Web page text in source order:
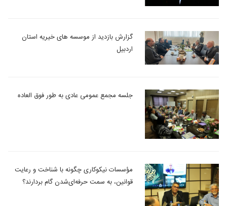
گزارش بازدید از موسسه های خیریه استان
اردبیل
جلسه مجمع عمومی عادی به طور فوق العاده
مؤسسات نیکوکاری چگونه با شناخت و رعایت
قوانین، به سمت حرفه‎‌ای‌شدن گام بردارند؟